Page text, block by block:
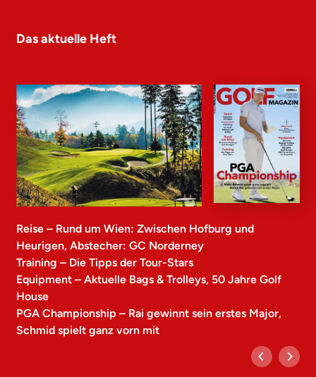
Das aktuelle Heft
Reise – Rund um Wien: Zwischen Hofburg und
Heurigen, Abstecher: GC Norderney
Training – Die Tipps der Tour-Stars
Equipment – Aktuelle Bags & Trolleys, 50 Jahre Golf
House
PGA Championship – Rai gewinnt sein erstes Major,
Schmid spielt ganz vorn mit